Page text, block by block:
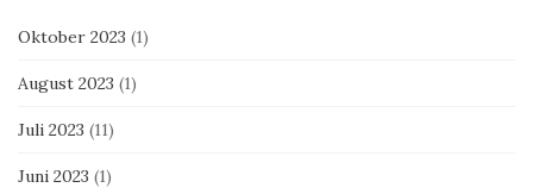
Oktober 2023 (1)
August 2023 (1)
Juli 2023 (11)
Juni 2023 (1)